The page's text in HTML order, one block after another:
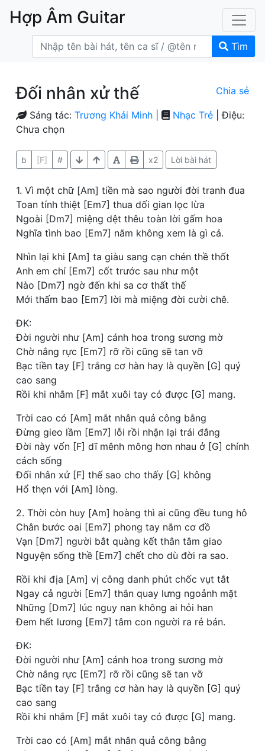
Hợp Âm Guitar
Tìm
Đối nhân xử thế Chia sẻ
Sáng tác: Trương Khải Minh Nhạc Trẻ | Điệu:
Chưa chọn
b [F] # x2 Lời bài hát
1. Vì một chữ [Am] tiền mà sao người đời tranh đua
Toan tính thiệt [Em7] thua dối gian lọc lừa
Ngoài [Dm7] miệng dệt thêu toàn lời gấm hoa
Nghĩa tình bao [Em7] năm không xem là gì cả.
Nhìn lại khi [Am] ta giàu sang cạn chén thề thốt
Anh em chí [Em7] cốt trước sau như một
Nào [Dm7] ngờ đến khi sa cơ thất thế
Mới thấm bao [Em7] lời mà miệng đời cười chê.
ĐK:
Đời người như [Am] cánh hoa trong sương mờ
Chờ nắng rực [Em7] rỡ rồi cũng sẽ tan vỡ
Bạc tiền tay [F] trắng cơ hàn hay là quyền [G] quý
cao sang
Rồi khi nhắm [F] mắt xuôi tay có được [G] mang.
Trời cao có [Am] mắt nhân quả công bằng
Đừng gieo lầm [Em7] lỗi rồi nhận lại trái đắng
Đời này vốn [F] dĩ mênh mông hơn nhau ở [G] chính
cách sống
Đối nhân xử [F] thế sao cho thấy [G] không
Hổ thẹn với [Am] lòng.
2. Thời còn huy [Am] hoàng thì ai cũng đều tung hô
Chân bước oai [Em7] phong tay nắm cơ đồ
Vạn [Dm7] người bắt quàng kết thân tâm giao
Nguyện sống thề [Em7] chết cho dù đời ra sao.
Rồi khi địa [Am] vị công danh phút chốc vụt tắt
Ngay cả người [Em7] thân quay lưng ngoảnh mặt
Những [Dm7] lúc nguy nan không ai hỏi han
Đem hết lương [Em7] tâm con người ra rẻ bán.
ĐK:
Đời người như [Am] cánh hoa trong sương mờ
Chờ nắng rực [Em7] rỡ rồi cũng sẽ tan vỡ
Bạc tiền tay [F] trắng cơ hàn hay là quyền [G] quý
cao sang
Rồi khi nhắm [F] mắt xuôi tay có được [G] mang.
Trời cao có [Am] mắt nhân quả công bằng